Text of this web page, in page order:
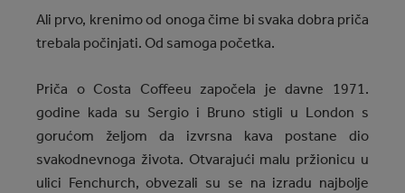
Ali prvo, krenimo od onoga čime bi svaka dobra priča
trebala počinjati. Od samoga početka.
Priča o Costa Coffeeu započela je davne 1971.
godine kada su Sergio i Bruno stigli u London s
gorućom željom da izvrsna kava postane dio
svakodnevnoga života. Otvarajući malu pržionicu u
ulici Fenchurch, obvezali su se na izradu najbolje